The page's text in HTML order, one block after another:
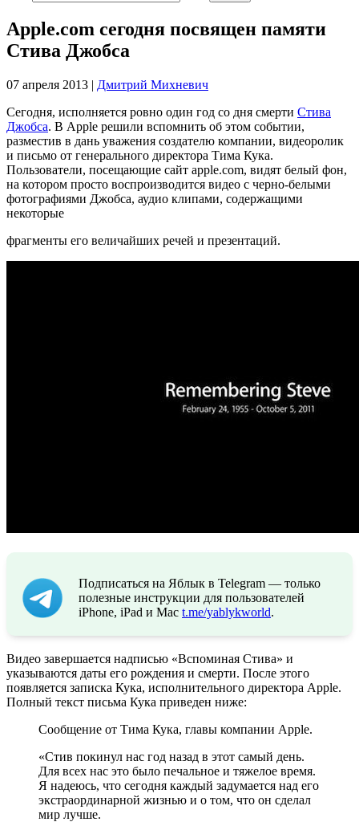
Apple.com сегодня посвящен памяти
Стива Джобса
07 апреля 2013 | Дмитрий Михневич
Сегодня, исполняется ровно один год со дня смерти Стива
Джобса. В Apple решили вспомнить об этом событии,
разместив в дань уважения создателю компании, видеоролик
и письмо от генерального директора Тима Кука.
Пользователи, посещающие сайт apple.com, видят белый фон,
на котором просто воспроизводится видео с черно-белыми
фотографиями Джобса, аудио клипами, содержащими
некоторые
фрагменты его величайших речей и презентаций.
Подписаться на Яблык в Telegram — только
полезные инструкции для пользователей
iPhone, iPad и Mac t.me/yablykworld.
Видео завершается надписью «Вспоминая Стива» и
указываются даты его рождения и смерти. После этого
появляется записка Кука, исполнительного директора Apple.
Полный текст письма Кука приведен ниже:
Сообщение от Тима ​​Кука, главы компании Apple.
«Стив покинул нас год назад в этот самый день.
Для всех нас это было печальное и тяжелое время.
Я надеюсь, что сегодня каждый задумается над его
экстраординарной жизнью и о том, что он сделал
мир лучше.